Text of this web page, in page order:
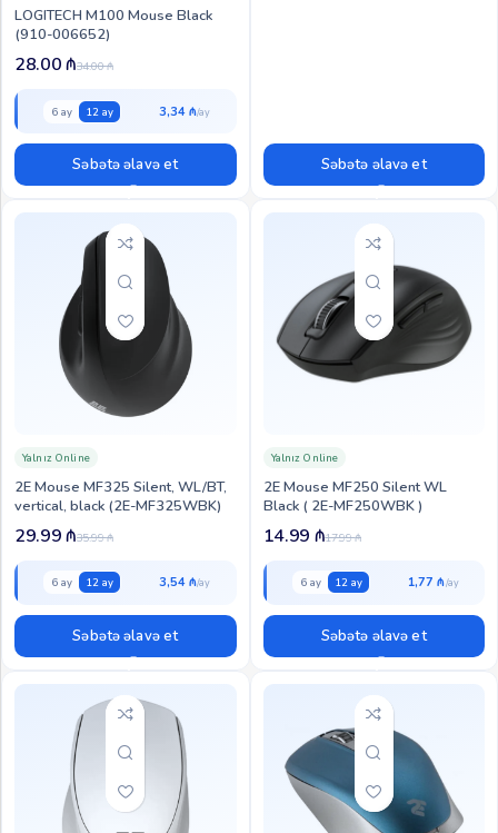
LOGITECH M100 Mouse Black
(910-006652)
34.00₼
28.00₼
6 ay 12 ay 3,34 ₼
Səbətə əlavə et Səbətə əlavə et
2E Mouse MF325 Silent, WL/BT,
vertical, black (2E-MF325WBK)
Yalnız Online
35.99₼
29.99₼
6 ay 12 ay 3,54 ₼
Səbətə əlavə et
2E Mouse MF250 Silent WL
Black ( 2E-MF250WBK )
Yalnız Online
17.99₼
14.99 ₼
6 ay 12 ay 1,77 ₼
Səbətə əlavə et